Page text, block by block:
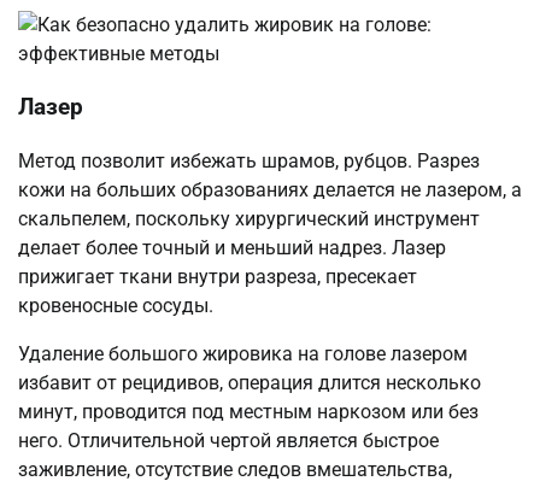
Лазер
Метод позволит избежать шрамов, рубцов. Разрез
кожи на больших образованиях делается не лазером, а
скальпелем, поскольку хирургический инструмент
делает более точный и меньший надрез. Лазер
прижигает ткани внутри разреза, пресекает
кровеносные сосуды.
Удаление большого жировика на голове лазером
избавит от рецидивов, операция длится несколько
минут, проводится под местным наркозом или без
него. Отличительной чертой является быстрое
заживление, отсутствие следов вмешательства,